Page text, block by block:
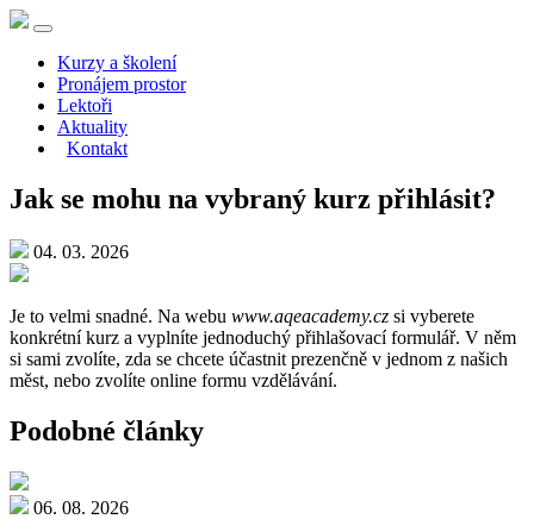
Kurzy a školení
Pronájem prostor
Lektoři
Aktuality
Kontakt
Jak se mohu na vybraný kurz přihlásit?
04. 03. 2026
Je to velmi snadné. Na webu www.aqeacademy.cz si vyberete
konkrétní kurz a vyplníte jednoduchý přihlašovací formulář. V něm
si sami zvolíte, zda se chcete účastnit prezenčně v jednom z našich
měst, nebo zvolíte online formu vzdělávání.
Podobné články
06. 08. 2026